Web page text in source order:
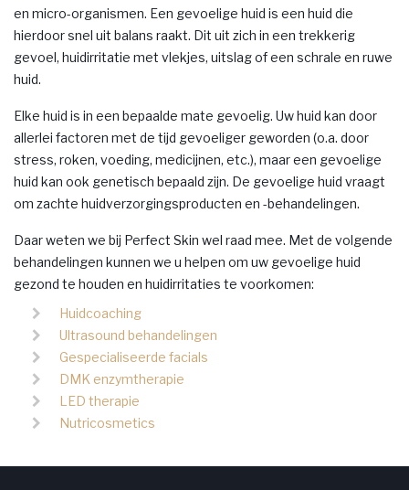
en micro-organismen. Een gevoelige huid is een huid die
hierdoor snel uit balans raakt. Dit uit zich in een trekkerig
gevoel, huidirritatie met vlekjes, uitslag of een schrale en ruwe
huid.
Elke huid is in een bepaalde mate gevoelig. Uw huid kan door
allerlei factoren met de tijd gevoeliger geworden (o.a. door
stress, roken, voeding, medicijnen, etc.), maar een gevoelige
huid kan ook genetisch bepaald zijn. De gevoelige huid vraagt
om zachte huidverzorgingsproducten en -behandelingen.
Daar weten we bij Perfect Skin wel raad mee. Met de volgende
behandelingen kunnen we u helpen om uw gevoelige huid
gezond te houden en huidirritaties te voorkomen:
Huidcoaching
Ultrasound behandelingen
Gespecialiseerde facials
DMK enzymtherapie
LED therapie
Nutricosmetics